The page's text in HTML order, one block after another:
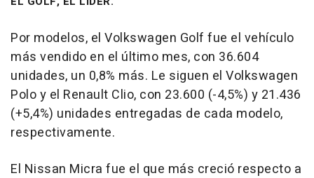
Por modelos, el Volkswagen Golf fue el vehículo
más vendido en el último mes, con 36.604
unidades, un 0,8% más. Le siguen el Volkswagen
Polo y el Renault Clio, con 23.600 (-4,5%) y 21.436
(+5,4%) unidades entregadas de cada modelo,
respectivamente.
El Nissan Micra fue el que más creció respecto a